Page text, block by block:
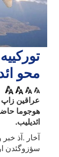
محو
عراقین زاپ
هوجوما
ائدیلیب.
آخار .آذ
سؤزوگئدن